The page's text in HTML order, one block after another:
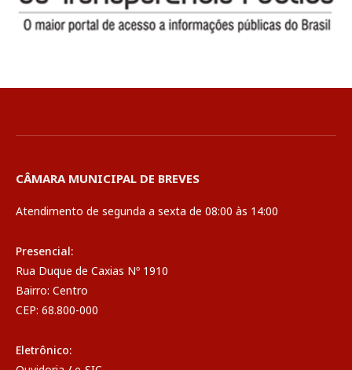
CÂMARA MUNICIPAL DE BREVES
Atendimento de segunda a sexta de 08:00 às 14:00
Presencial:
Rua Duque de Caxias Nº 1910
Bairro: Centro
CEP: 68.800-000
Eletrônico: